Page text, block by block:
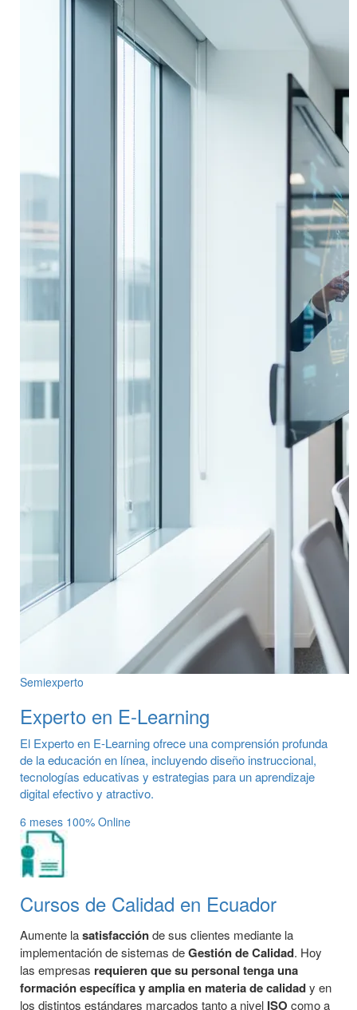
Semiexperto
Experto en E-Learning
El Experto en E-Learning ofrece una comprensión profunda
de la educación en línea, incluyendo diseño instruccional,
tecnologías educativas y estrategias para un aprendizaje
digital efectivo y atractivo.
6 meses 100% Online
Cursos de Calidad en Ecuador
Aumente lasatisfacciónde sus clientes mediante la
implementación de sistemas deGestión de Calidad. Hoy
las empresas requieren que su personal tenga una
formación específica y amplia en materia de calidady en
los distintos estándares marcados tanto a nivel ISO como a